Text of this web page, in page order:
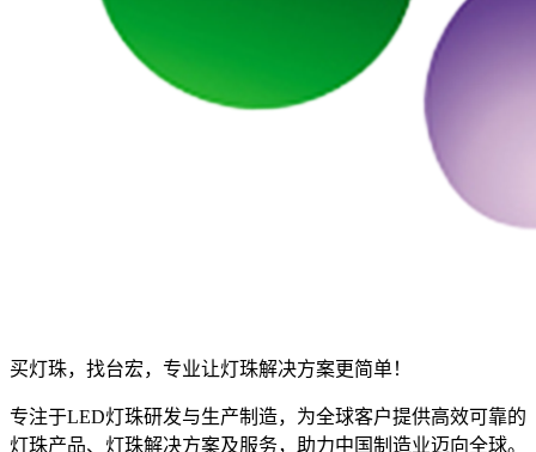
买灯珠，找台宏，专业让灯珠解决方案更简单！
专注于LED灯珠研发与生产制造，为全球客户提供高效可靠的
灯珠产品、灯珠解决方案及服务，助力中国制造业迈向全球。